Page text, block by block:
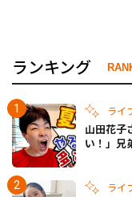
ランキング
ライ
山田花子
い！」兄
ライ